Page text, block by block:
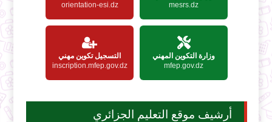
mesrs.dz
orientation-esi.dz
وزارة التكوين المهني
mfep.gov.dz
التسجيل تكوين مهني
inscription.mfep.gov.dz
أرشيف موقع التعليم الجزائري